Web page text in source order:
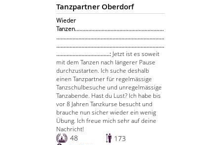
Tanzpartner Oberdorf
Wieder
Tanzen............................................................
.........................................................................
.........................................................................
....................................: Jetzt ist es soweit
mit dem Tanzen nach längerer Pause
durchzustarten. Ich suche deshalb
einen Tanzpartner für regelmässige
Tanzschulbesuche und unregelmässige
Tanzabende. Hast du Lust? Ich habe bis
vor 8 Jahren Tanzkurse besucht und
brauche nun sicher wieder ein wenig
Übung. Ich freue mich sehr auf deine
Nachricht!
48
173